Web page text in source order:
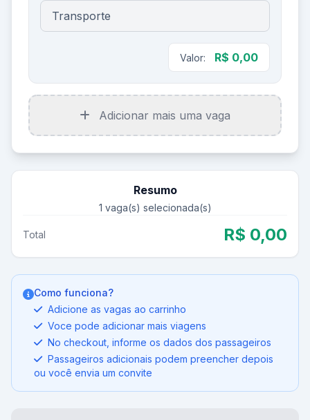
Transporte
Valor: R$ 0,00
Adicionar mais uma vaga
Resumo
1 vaga(s) selecionada(s)
Total R$ 0,00
Como funciona?
Adicione as vagas ao carrinho
Voce pode adicionar mais viagens
No checkout, informe os dados dos passageiros
Passageiros adicionais podem preencher depois
ou você envia um convite